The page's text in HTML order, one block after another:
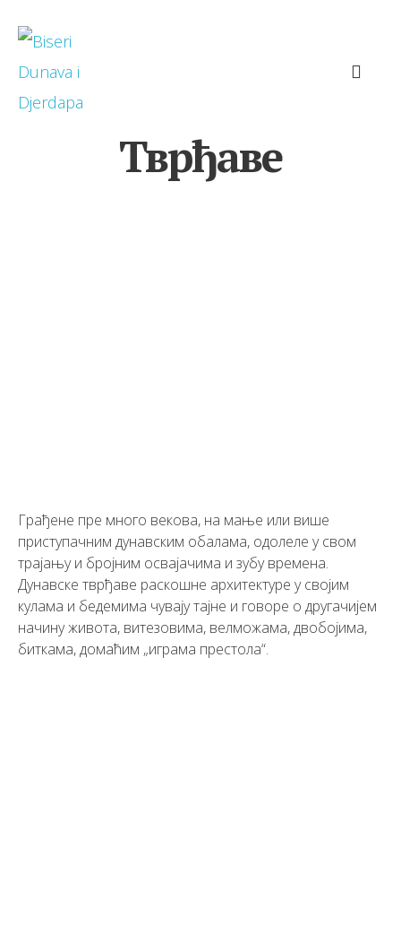
Тврђаве
Грађене пре много векова, на мање или више
приступачним дунавским обалама, одолеле у свом
трајању и бројним освајачима и зубу времена.
Дунавске тврђаве раскошне архитектуре у својим
кулама и бедемима чувају тајне и говоре о другачијем
начину живота, витезовима, велможама, двобојима,
биткама, домаћим „играма престола“.